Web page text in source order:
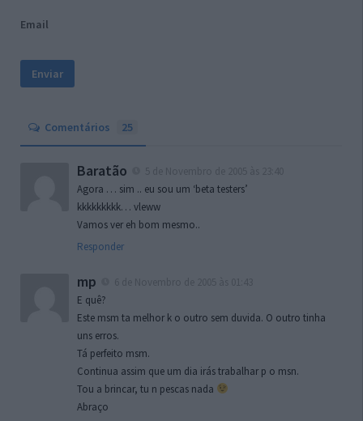
Email
Comentários 25
Baratão
Agora … sim .. eu sou um ‘beta testers’
kkkkkkkkk… vleww
Vamos ver eh bom mesmo..
Responder
mp
E quê?
Este msm ta melhor k o outro sem duvida. O outro tinha
uns erros.
Tá perfeito msm.
Continua assim que um dia irás trabalhar p o msn.
Tou a brincar, tu n pescas nada
Abraço